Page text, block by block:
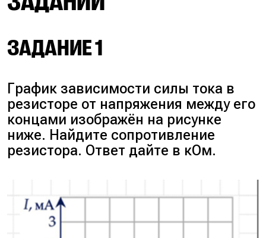
ЗАДАНИЕ 1
График зависимости силы тока в
резисторе от напряжения между его
концами изображён на рисунке
ниже. Найдите сопротивление
резистора. Ответ дайте в кОм.